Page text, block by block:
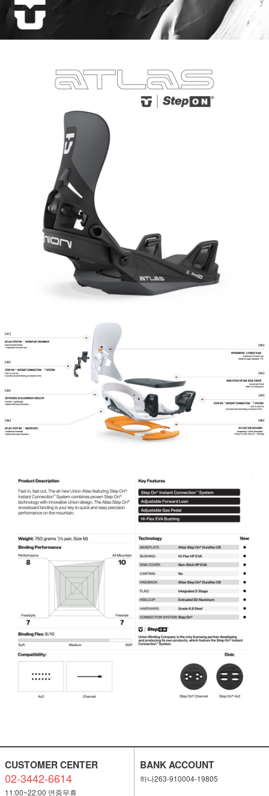
CUSTOMER CENTER
02-3442-6614
11:00~22:00 연중무휴
BANK ACCOUNT
하나263-910004-19805